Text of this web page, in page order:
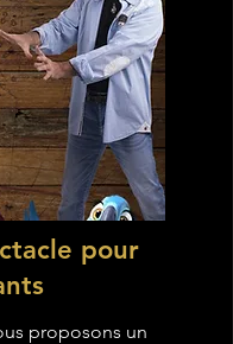
pour
proposons un